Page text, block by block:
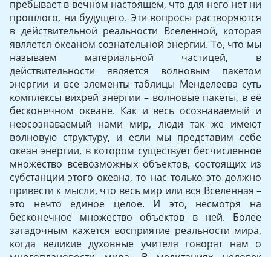
пребывает в вечном настоящем, что для него нет ни
прошлого, ни будущего. Эти вопросы растворяются
в действительной реальности Вселенной, которая
является океаном сознательной энергии. То, что мы
называем материальной частицей, в
действительности является волновым пакетом
энергии и все элементы таблицы Менделеева суть
комплексы вихрей энергии – волновые пакеты, в её
бесконечном океане. Как и весь осознаваемый и
неосознаваемый нами мир, люди так же имеют
волновую структуру, и если мы представим себе
океан энергии, в котором существует бесчисленное
множество всевозможных объектов, состоящих из
субстанции этого океана, то нас только это должно
привести к мысли, что весь мир или вся Вселенная –
это нечто единое целое. И это, несмотря на
бесконечное множество объектов в ней. Более
загадочным кажется восприятие реальности мира,
когда великие духовные учителя говорят нам о